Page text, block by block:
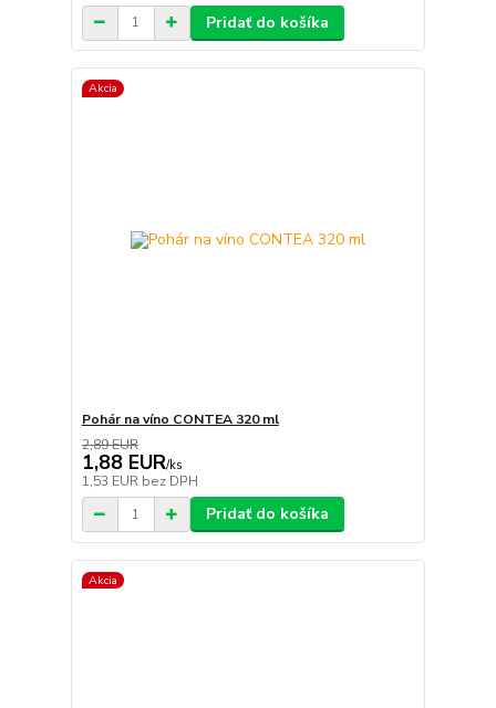
Pridať do košíka
Akcia
Pohár na víno CONTEA 320 ml
2,89 EUR
1,88 EUR/ks
1,53 EUR bez DPH
Pridať do košíka
Akcia